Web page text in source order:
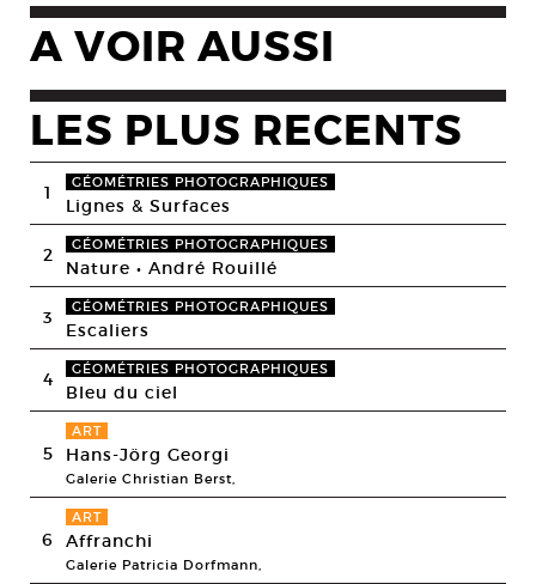
A VOIR AUSSI
LES PLUS RECENTS
1 GÉOMÉTRIES PHOTOGRAPHIQUES
Lignes & Surfaces
2 GÉOMÉTRIES PHOTOGRAPHIQUES
Nature • André Rouillé
3 GÉOMÉTRIES PHOTOGRAPHIQUES
Escaliers
4 GÉOMÉTRIES PHOTOGRAPHIQUES
Bleu du ciel
5
ART
Hans-Jörg Georgi
Galerie Christian Berst,
6
ART
Affranchi
Galerie Patricia Dorfmann,